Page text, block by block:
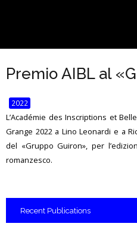
Premio AIBL al
2022
L’Académie des Inscriptions et
Grange 2022 a Lino Leonardi e a
del «Gruppo Guiron», per
romanzesco.
Recent Publications